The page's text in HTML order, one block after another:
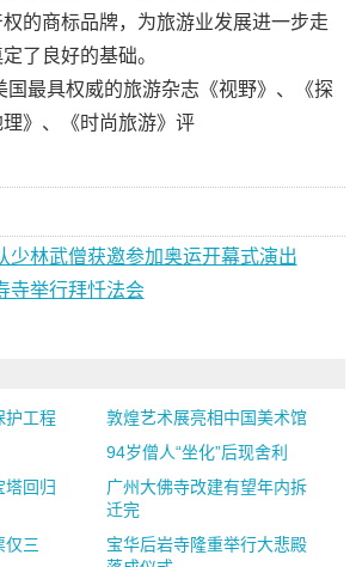
的商标品牌，为旅游业发展进一步走
了良好的基础。
最具权威的旅游杂志《视野》、《探
》、《时尚旅游》评
少林武僧获邀参加奥运开幕式演出
寺举行拜忏法会
护工程
敦煌艺术展亮相中国美术馆
94岁僧人“坐化”后现舍利
塔回归
广州大佛寺改建有望年内拆
迁完
仅三
宝华后岩寺隆重举行大悲殿